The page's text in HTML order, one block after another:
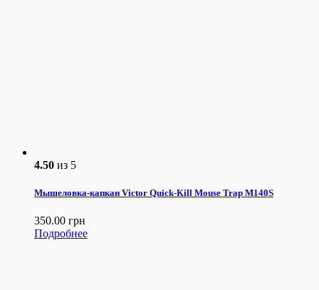
4.50 из 5
Мышеловка-капкан Victor Quick-Kill Mouse Trap M140S
350.00 грн
Подробнее